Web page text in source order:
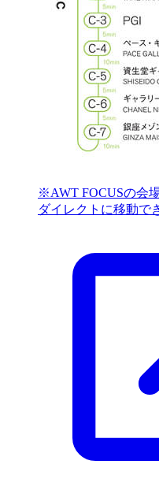
※AWT FOCUSの会
ダイレクトに移動で